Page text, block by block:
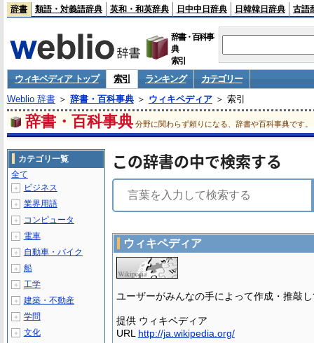
辞書 類語・対義語辞典 英和・和英辞典 日中中日辞典 日韓韓日辞典 古語
辞書・百科事
典
索引
ウィキペディア トップ 索引 ランキング
カテゴリー
Weblio 辞書＞ 辞書・百科事典＞ ウィキペディア＞ 索引
辞書・百科事典 分野に関わらず頼りになる、辞書や百科事典です。
この辞書の中で検索する
ウィキペディア
ユーザーがみんなの手によって作成・推敲
提供 ウィキペディア
URL http://ja.wikipedia.org/
カテゴリ一覧
全て
＋ ビジネス
＋ 業界用語
＋ コンピュータ
＋ 電車
＋ 自動車・バイク
＋ 船
＋ 工学
＋ 建築・不動産
＋ 学問
＋ 文化